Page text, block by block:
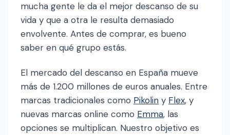
mucha gente le da el mejor descanso de su
vida y que a otra le resulta demasiado
envolvente. Antes de comprar, es bueno
saber en qué grupo estás.
El mercado del descanso en España mueve
más de 1.200 millones de euros anuales. Entre
marcas tradicionales como Pikolin y Flex, y
nuevas marcas online como Emma, las
opciones se multiplican. Nuestro objetivo es